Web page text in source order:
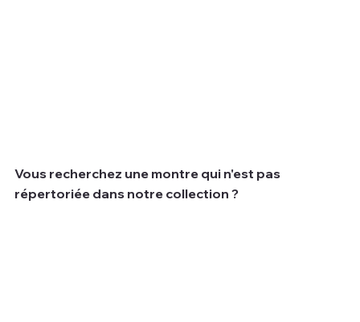
Vous recherchez une montre qui n'est pas
répertoriée dans notre collection ?